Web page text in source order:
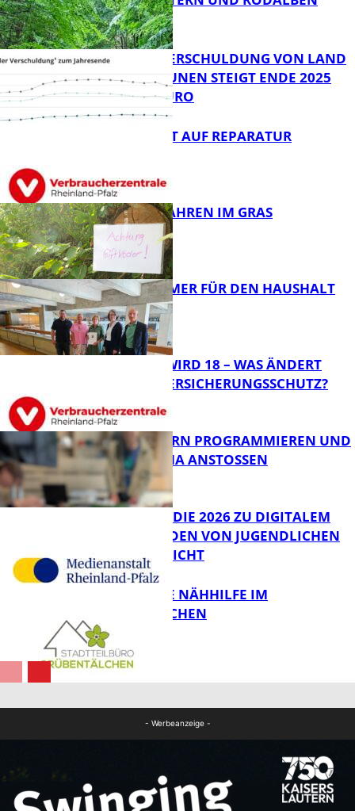
FB News
FB News
ZUSAMMEN
FB News
PRO-KOPF-VERSCHULDUNG VON LAND
UND KOMMUNEN STEIGT ENDE 2025
AUF 9.600 EURO
FB News
NEUES RECHT AUF REPARATUR
Panorama
GIFTIGE GEFAHREN IM GRAS
Panorama
40 JAHRE IMMER FÜR DEN HAUSHALT
DA
FB News
MEIN KIND WIRD 18 – WAS ÄNDERT
SICH BEIM VERSICHERUNGSSCHUTZ?
Bildung
MIT ROBOTERN PROGRAMMIEREN UND
IM CAFÉ LUMA ANSTOSSEN
JIMPLUS-STUDIE 2026 ZU DIGITALEM
WOHLBEFINDEN VON JUGENDLICHEN
VERÖFFENTLICHT
KOSTENLOSE NÄHHILFE IM
GRÜBENTÄLCHEN
- Werbeanzeige -